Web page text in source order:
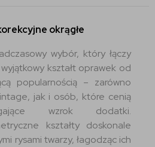
okrągłe
wybór, który łączy
kształt oprawek od
popularnością – zarówno
jak i osób, które cenią
wzrok dodatki.
kształty doskonale
rysami twarzy, łagodząc ich